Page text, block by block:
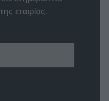
εταιρίας.